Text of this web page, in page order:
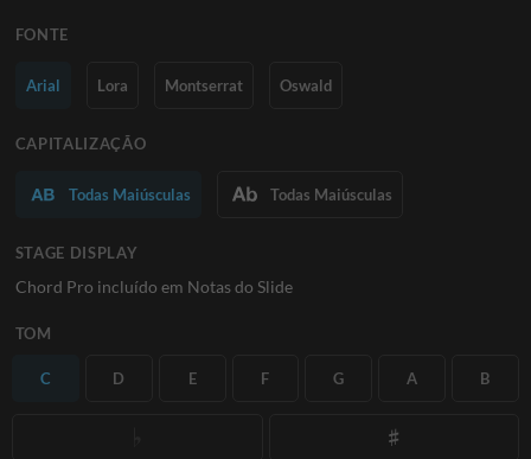
FONTE
Arial Lora Montserrat Oswald
CAPITALIZAÇÃO
Todas Maiúsculas Todas Maiúsculas
STAGE DISPLAY
Chord Pro incluído em Notas do Slide
TOM
C D E F G A B